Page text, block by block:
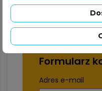
+48 570
Formularz
Adres e-mail